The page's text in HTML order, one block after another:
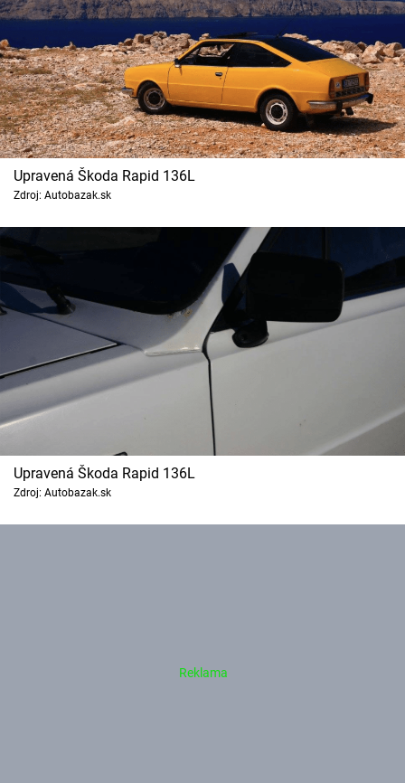
Upravená Škoda Rapid 136L
Zdroj: Autobazak.sk
Upravená Škoda Rapid 136L
Zdroj: Autobazak.sk